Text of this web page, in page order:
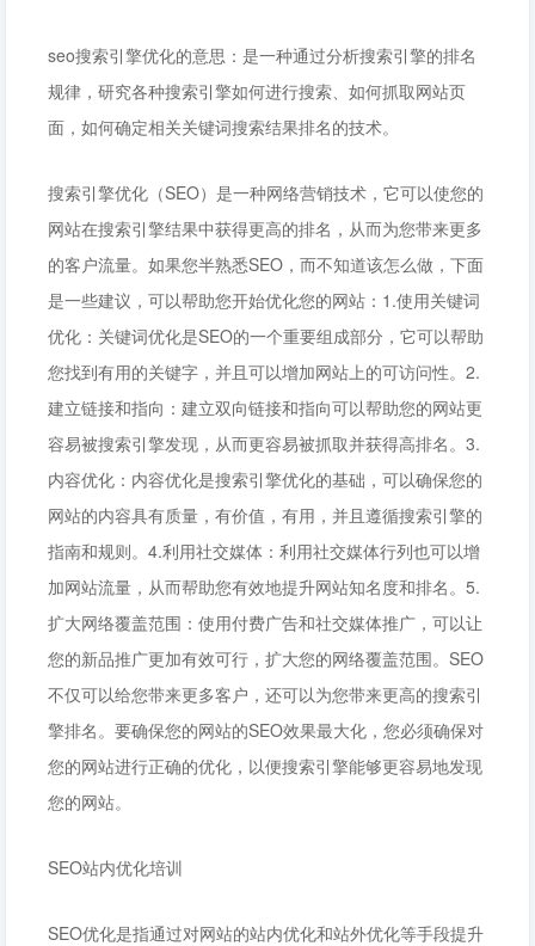
seo搜索引擎优化的意思：是一种通过分析搜索引擎的排名
规律，研究各种搜索引擎如何进行搜索、如何抓取网站页
面，如何确定相关关键词搜索结果排名的技术。
搜索引擎优化（SEO）是一种网络营销技术，它可以使您的
网站在搜索引擎结果中获得更高的排名，从而为您带来更多
的客户流量。如果您半熟悉SEO，而不知道该怎么做，下面
是一些建议，可以帮助您开始优化您的网站：1.使用关键词
优化：关键词优化是SEO的一个重要组成部分，它可以帮助
您找到有用的关键字，并且可以增加网站上的可访问性。2.
建立链接和指向：建立双向链接和指向可以帮助您的网站更
容易被搜索引擎发现，从而更容易被抓取并获得高排名。3.
内容优化：内容优化是搜索引擎优化的基础，可以确保您的
网站的内容具有质量，有价值，有用，并且遵循搜索引擎的
指南和规则。4.利用社交媒体：利用社交媒体行列也可以增
加网站流量，从而帮助您有效地提升网站知名度和排名。5.
扩大网络覆盖范围：使用付费广告和社交媒体推广，可以让
您的新品推广更加有效可行，扩大您的网络覆盖范围。SEO
不仅可以给您带来更多客户，还可以为您带来更高的搜索引
擎排名。要确保您的网站的SEO效果最大化，您必须确保对
您的网站进行正确的优化，以便搜索引擎能够更容易地发现
您的网站。
SEO站内优化培训
SEO优化是指通过对网站的站内优化和站外优化等手段提升